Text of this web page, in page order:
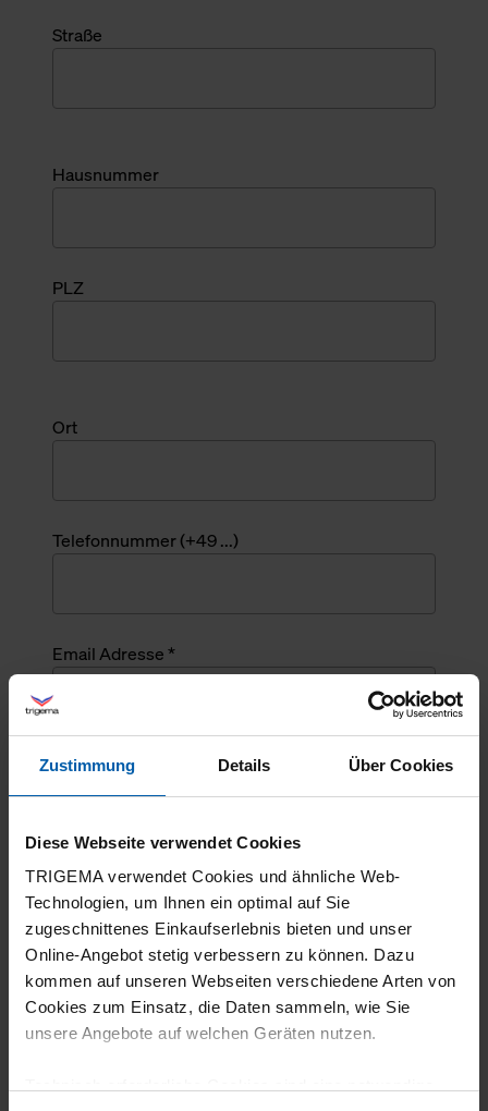
Zustimmung Details Über Cookies
Diese Webseite verwendet Cookies
TRIGEMA verwendet Cookies und ähnliche Web-
Technologien, um Ihnen ein optimal auf Sie
zugeschnittenes Einkaufserlebnis bieten und unser
Online-Angebot stetig verbessern zu können. Dazu
kommen auf unseren Webseiten verschiedene Arten von
Cookies zum Einsatz, die Daten sammeln, wie Sie
unsere Angebote auf welchen Geräten nutzen.
Straße
Hausnummer
PLZ
Ort
Telefonnummer (+49 ...)
Email Adresse *
Angefragte Menge *
Mehrzeiliger Text